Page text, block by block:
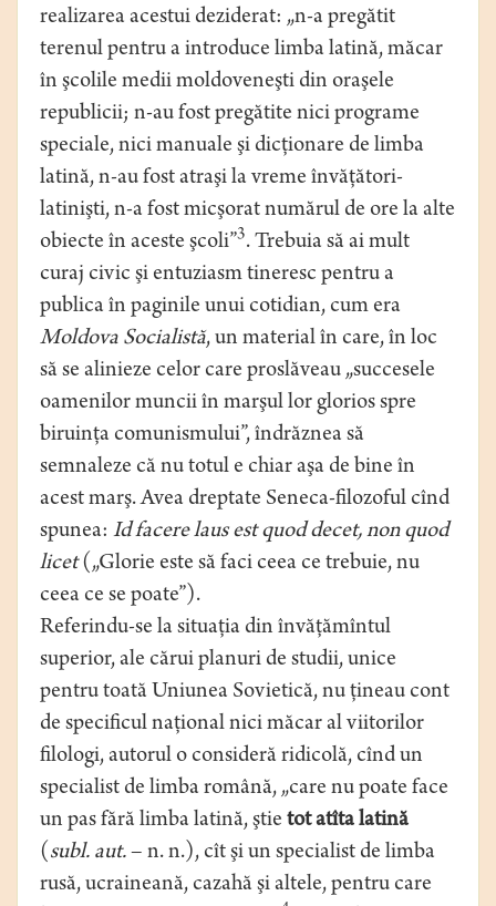
realizarea acestui deziderat: „n-a pregătit
terenul pentru a introduce limba latină, măcar
în şcolile medii moldoveneşti din oraşele
republicii; n-au fost pregătite nici programe
speciale, nici manuale şi dicţionare de limba
latină, n-au fost atraşi la vreme învăţători-
latinişti, n-a fost micşorat numărul de ore la alte
obiecte în aceste şcoli”3. Trebuia să ai mult
curaj civic şi entuziasm tineresc pentru a
publica în paginile unui cotidian, cum era
Moldova Socialistă, un material în care, în loc
să se alinieze celor care proslăveau „succesele
oamenilor muncii în marşul lor glorios spre
biruinţa comunismului”, îndrăznea să
semnaleze că nu totul e chiar aşa de bine în
acest marş. Avea dreptate Seneca-filozoful cînd
spunea: Id facere laus est quod decet, non quod
licet(„Glorie este să faci ceea ce trebuie, nu
ceea ce se poate”).
Referindu-se la situaţia din învăţămîntul
superior, ale cărui planuri de studii, unice
pentru toată Uniunea Sovietică, nu ţineau cont
de specificul naţional nici măcar al viitorilor
filologi, autorul o consideră ridicolă, cînd un
specialist de limba română, „care nu poate face
un pas fără limba latină, ştie tot atîta latină
(subl. aut.– n. n.), cît şi un specialist de limba
rusă, ucraineană, cazahă şi altele, pentru care